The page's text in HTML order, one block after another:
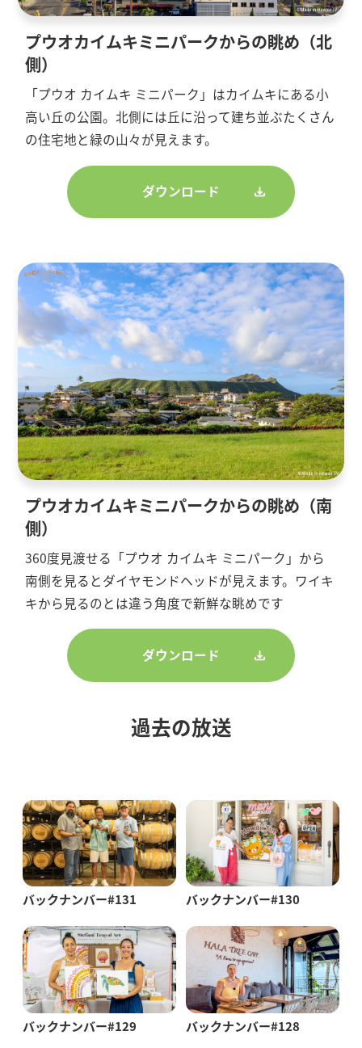
プウオカイムキミニパークからの眺め（北
側）
「プウオ カイムキ ミニパーク」はカイムキにある小
高い丘の公園。北側には丘に沿って建ち並ぶたくさん
の住宅地と緑の山々が見えます。
ダウンロード
プウオカイムキミニパークからの眺め（南
側）
360度見渡せる「プウオ カイムキ ミニパーク」から
南側を見るとダイヤモンドヘッドが見えます。ワイキ
キから見るのとは違う角度で新鮮な眺めです
ダウンロード
過去の放送
バックナンバー#131 バックナンバー#130
バックナンバー#129 バックナンバー#128